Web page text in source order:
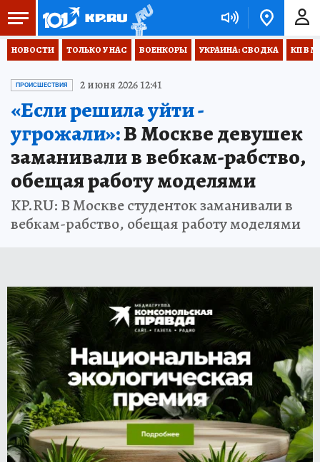
НОВОСТИ ТОЛЬКО У НАС ВОЕНКОРЫ УКРАИНА: СВОДКА КП В
ПРОИСШЕСТВИЯ 2 июня 2026 12:41
«Если решила уйти -
угрожали»:В Москве девушек
заманивали в вебкам-рабство,
обещая работу моделями
KP.RU: В Москве студенток заманивали в
вебкам-рабство, обещая работу моделями